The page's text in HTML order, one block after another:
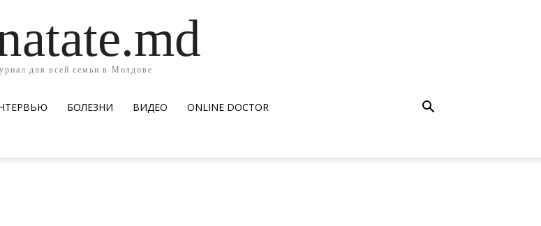
для всей семьи в Молдове
БОЛЕЗНИ ВИДЕО ОNLINE DOCTOR